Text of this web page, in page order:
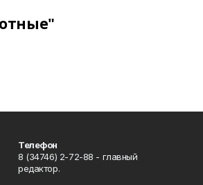
Телефон
8 (34746) 2-72-88 - главный
редактор.